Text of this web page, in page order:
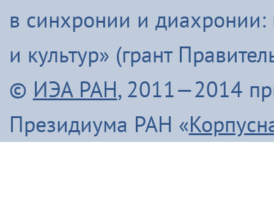
в синхронии и диахронии:
и культур» (грант
© ИЭА РАН, 2011—2014
Президиума РАН «